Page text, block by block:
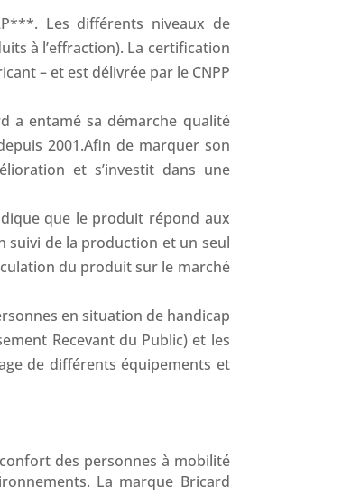
Les différents niveaux de
à l’effraction). La certification
– et est délivrée par le CNPP
a entamé sa démarche qualité
2001.Afin de marquer son
et s’investit dans une
que le produit répond aux
suivi de la production et un seul
du produit sur le marché
en situation de handicap
Recevant du Public) et les
de différents équipements et
des personnes à mobilité
La marque Bricard